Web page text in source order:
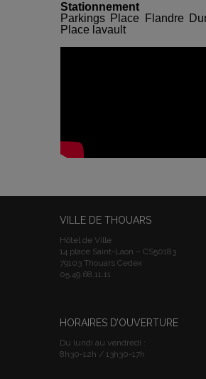
Stationnement
Parkings Place Flandre
Place lavault
VILLE DE THOUARS
Hôtel de Ville
14 place Saint-Laon – CS50183
79103 Thouars Cedex
05.49.68.11.11
HORAIRES D’OUVERTURE
Du lundi au vendredi :
8h30-12h / 13h30-17h